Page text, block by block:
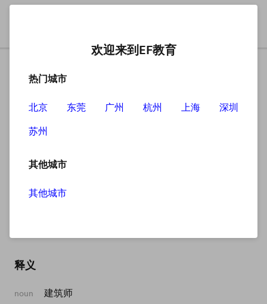
architect
释义
noun 建筑师
欢迎来到EF教育
热门城市
北京 东莞 广州 杭州 上海
深圳
苏州
其他城市
其他城市